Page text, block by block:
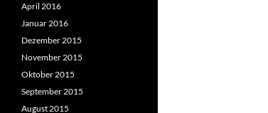
April 2016
Januar 2016
Dezember 2015
November 2015
Oktober 2015
September 2015
August 2015